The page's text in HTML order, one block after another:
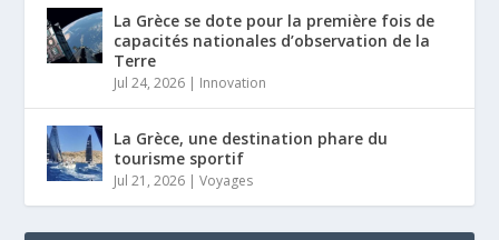
La Grèce se dote pour la première fois de
capacités nationales d’observation de la
Terre
Jul 24, 2026 | Innovation
La Grèce, une destination phare du
tourisme sportif
Jul 21, 2026 |Voyages